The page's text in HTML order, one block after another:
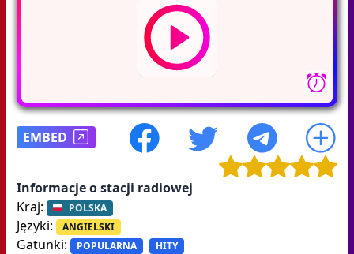
EMBED
Informacje o stacji radiowej
Kraj:
POLSKA
Języki: ANGIELSKI
Gatunki: POPULARNA HITY